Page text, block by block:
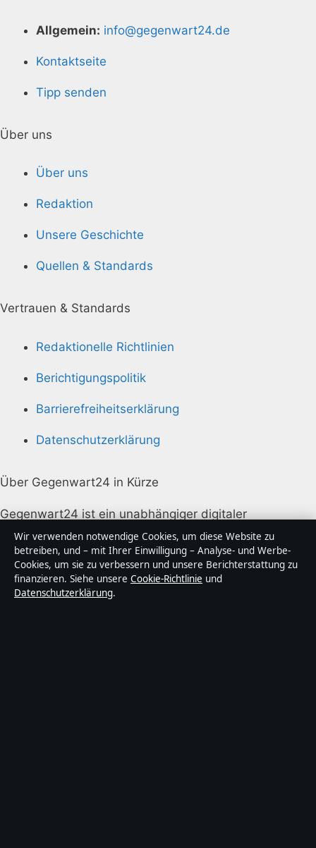
Allgemein: info@gegenwart24.de
Kontaktseite
Tipp senden
Über uns
Über uns
Redaktion
Unsere Geschichte
Quellen & Standards
Vertrauen & Standards
Redaktionelle Richtlinien
Berichtigungspolitik
Barrierefreiheitserklärung
Datenschutzerklärung
Über Gegenwart24 in Kürze
Gegenwart24 ist ein unabhängiger digitaler
Nachrichtenanbieter mit Fokus auf Politik, Wirtschaft,
Technik und Gesellschaft in Deutschland. Jeder Artikel
trägt eine Byline, wird von einem Redakteur geprüft
und vor der Veröffentlichung faktengecheckt.
Wir verwenden notwendige Cookies, um diese Website zu
betreiben, und – mit Ihrer Einwilligung – Analyse- und Werbe-
Cookies, um sie zu verbessern und unsere Berichterstattung zu
finanzieren. Siehe unsere Cookie-Richtlinie und
Datenschutzerklärung.